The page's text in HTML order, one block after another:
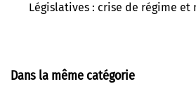
Législatives : crise de régime et
Dans la même catégorie